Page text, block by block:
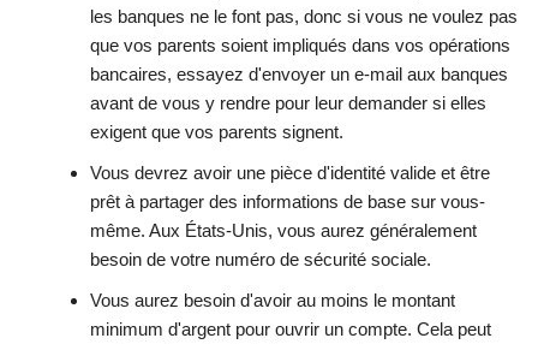
les banques ne le font pas, donc si vous ne voulez pas
que vos parents soient impliqués dans vos opérations
bancaires, essayez d'envoyer un e-mail aux banques
avant de vous y rendre pour leur demander si elles
exigent que vos parents signent.
Vous devrez avoir une pièce d'identité valide et être
prêt à partager des informations de base sur vous-
même. Aux États-Unis, vous aurez généralement
besoin de votre numéro de sécurité sociale.
Vous aurez besoin d'avoir au moins le montant
minimum d'argent pour ouvrir un compte. Cela peut